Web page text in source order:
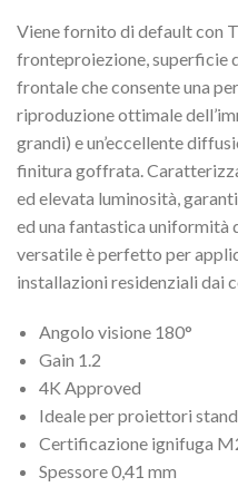
Viene fornito di default con
fronteproiezione, superficie
frontale che consente una
riproduzione ottimale
grandi) e un’eccellente
finitura goffrata.
ed elevata luminosità,
ed una fantastica uniformità
versatile è perfetto per
installazioni residenziali dai
Angolo visione 180°
Gain 1.2
4K Approved
Ideale per proiettori
Certificazione ignifuga
Spessore 0,41 mm